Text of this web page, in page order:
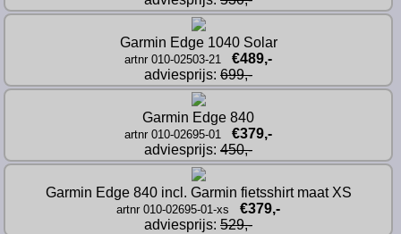
Garmin Edge 1040 Solar
artnr 010-02503-21
€489,-
adviesprijs: 699,-
Garmin Edge 840
artnr 010-02695-01
€379,-
adviesprijs: 450,-
Garmin Edge 840 incl. Garmin fietsshirt maat XS
artnr 010-02695-01-xs
€379,-
adviesprijs: 529,-